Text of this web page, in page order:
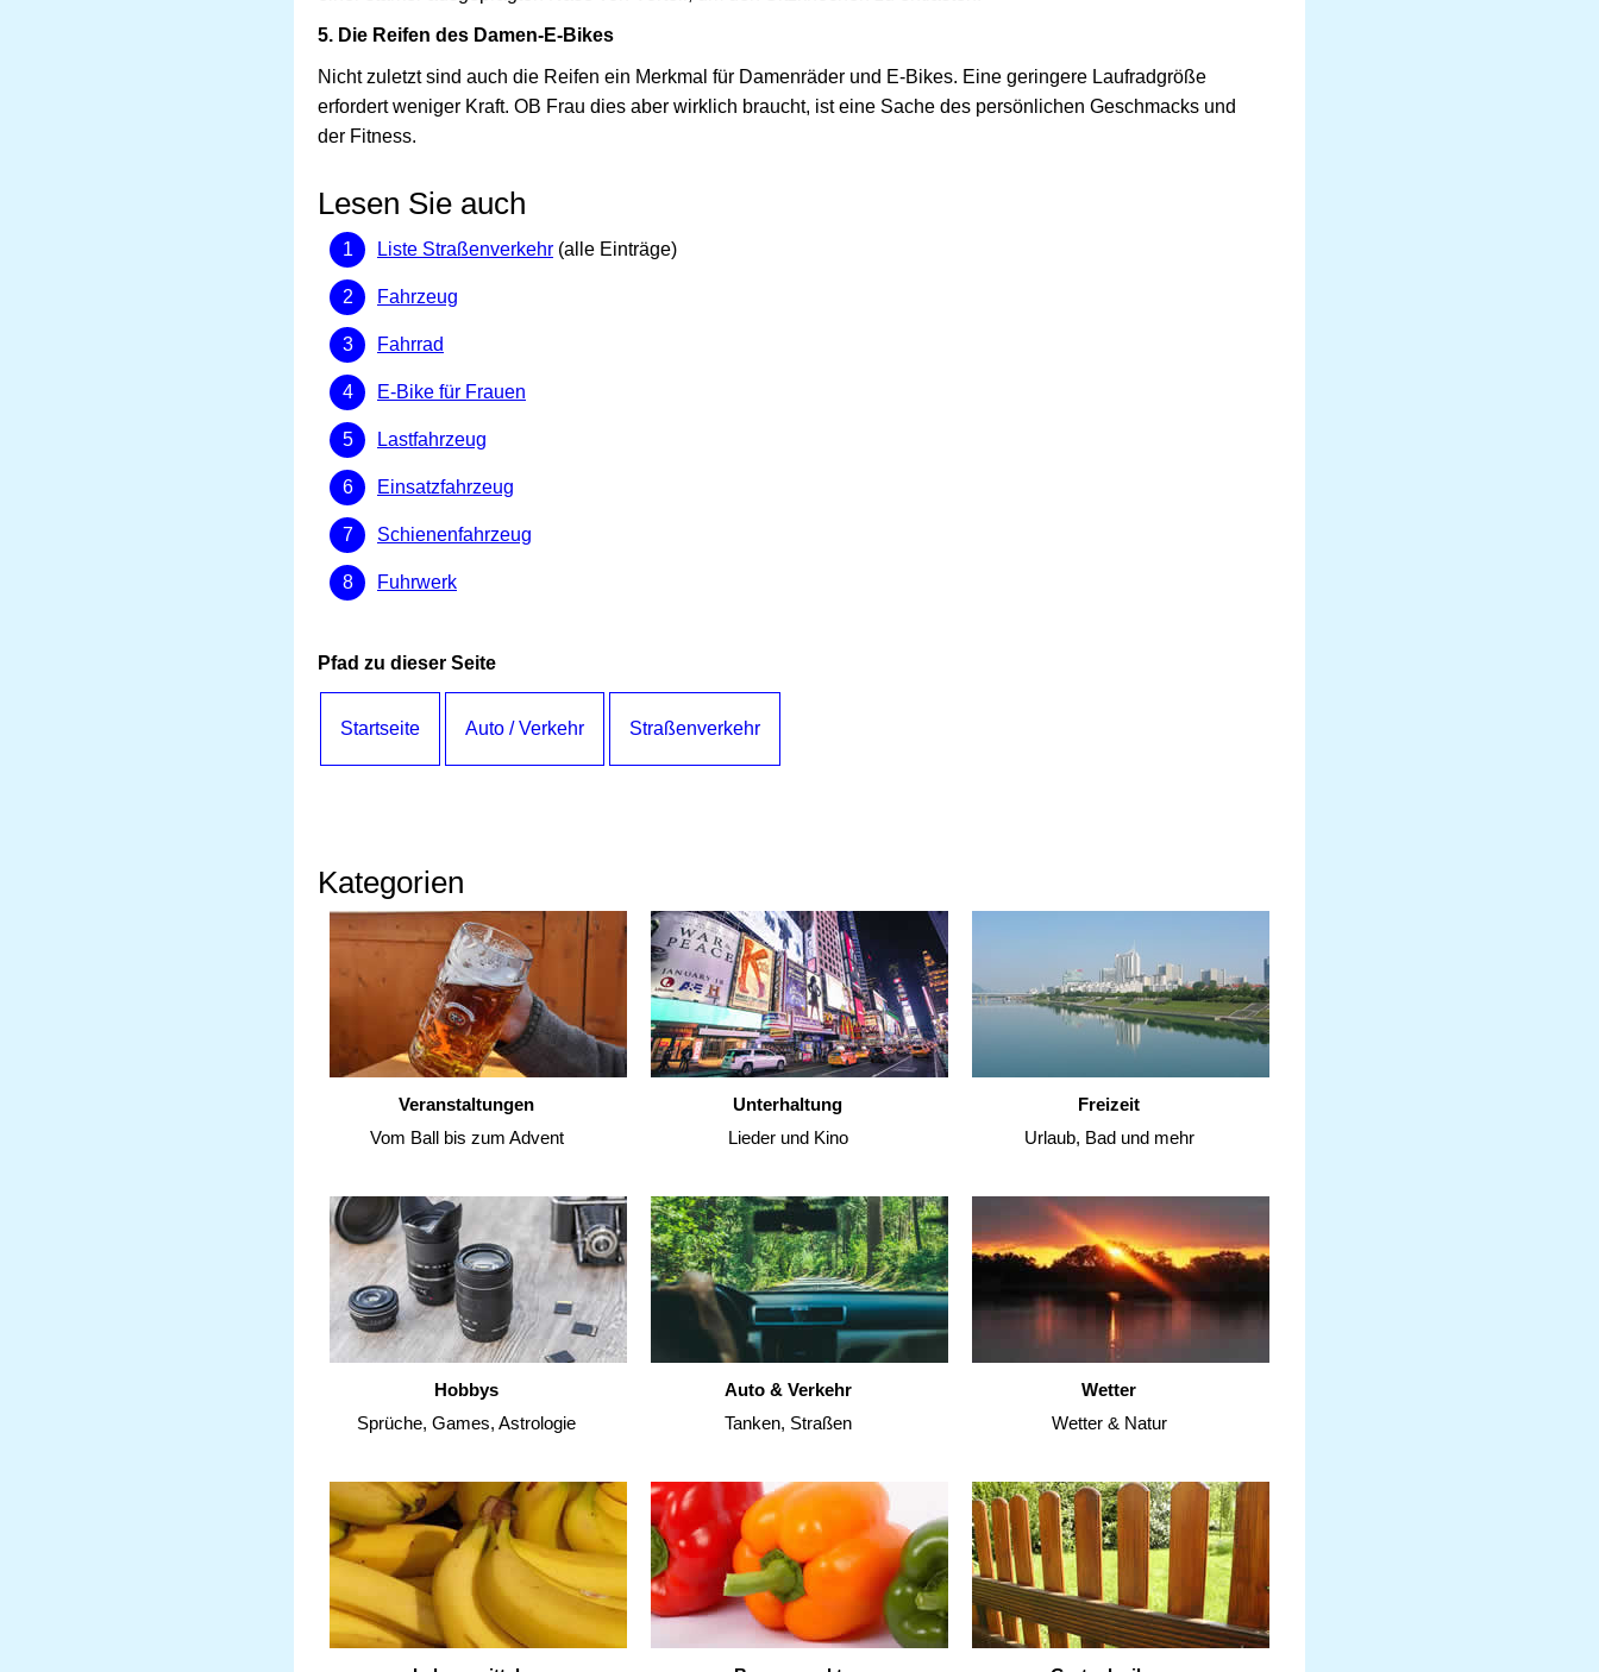
5. Die Reifen des Damen-E-Bikes
Nicht zuletzt sind auch die Reifen ein Merkmal für Damenräder und E-Bikes. Eine geringere Laufradgröße
erfordert weniger Kraft. OB Frau dies aber wirklich braucht, ist eine Sache des persönlichen Geschmacks und
der Fitness.
Lesen Sie auch
Liste Straßenverkehr (alle Einträge)
Fahrzeug
Fahrrad
E-Bike für Frauen
Lastfahrzeug
Einsatzfahrzeug
Schienenfahrzeug
Fuhrwerk
Pfad zu dieser Seite
Startseite Auto / Verkehr Straßenverkehr
Kategorien
Veranstaltungen
Vom Ball bis zum Advent
Unterhaltung
Lieder und Kino
Freizeit
Urlaub, Bad und mehr
Hobbys
Sprüche, Games, Astrologie
Auto & Verkehr
Tanken, Straßen
Wetter
Wetter & Natur